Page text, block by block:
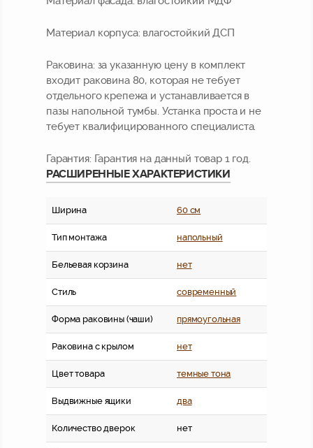
Материал корпуса: влагостойкий ДСП
Раковина: за указанную цену в комплект
входит раковина 80, которая не тебует
отдельного крепежа и устанавливается в
пазы напольной тумбы. Устанка проста и не
тебует квалифицированного специалиста.
Гарантия: Гарантия на данный товар 1 год.
РАСШИРЕННЫЕ ХАРАКТЕРИСТИКИ
Ширина 60 см
Тип монтажа напольный
Бельевая корзина нет
Стиль современный
Форма раковины (чаши) прямоугольная
Раковина с крылом нет
Цвет товара темные тона
Выдвижные ящики два
Количество дверок нет